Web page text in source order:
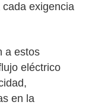
cada exigencia
a estos
eléctrico
en la